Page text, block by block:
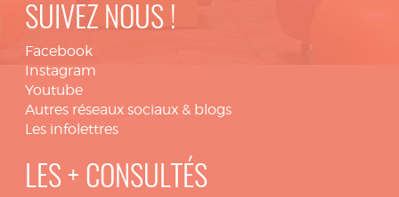
SUIVEZ NOUS !
Facebook
Instagram
Youtube
Autres réseaux sociaux & blogs
Les infolettres
LES + CONSULTÉS